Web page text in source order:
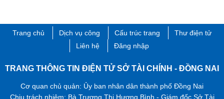
Trang chủ Dịch vụ công Cấu trúc trang
Thư điện tử
Liên hệ
Đăng nhập
TRANG THÔNG TIN ĐIỆN TỬ SỞ TÀI CHÍNH - ĐỒNG NAI
Cơ quan chủ quản: Ủy ban nhân dân thành phố Đồng Nai
Chịu trách nhiệm: Bà Trương Thị Hương Bình - Giám đốc Sở Tài